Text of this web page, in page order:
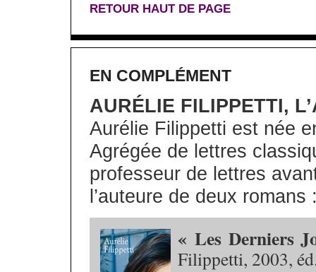
RETOUR HAUT DE PAGE
EN COMPLÉMENT
AURÉLIE FILIPPETTI,
Aurélie Filippetti est née
Agrégée de lettres
professeur de lettres
l’auteure de deux romans
« Les Derniers
Filippetti, 2003,